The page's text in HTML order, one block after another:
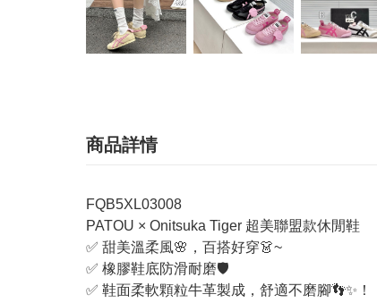
商品詳情
FQB5XL03008
PATOU × Onitsuka Tiger 超美聯盟款休閒鞋
✅ 甜美溫柔風🌸，百搭好穿👗~
✅ 橡膠鞋底防滑耐磨🛡️
✅ 鞋面柔軟顆粒牛革製成，舒適不磨腳👣✨！